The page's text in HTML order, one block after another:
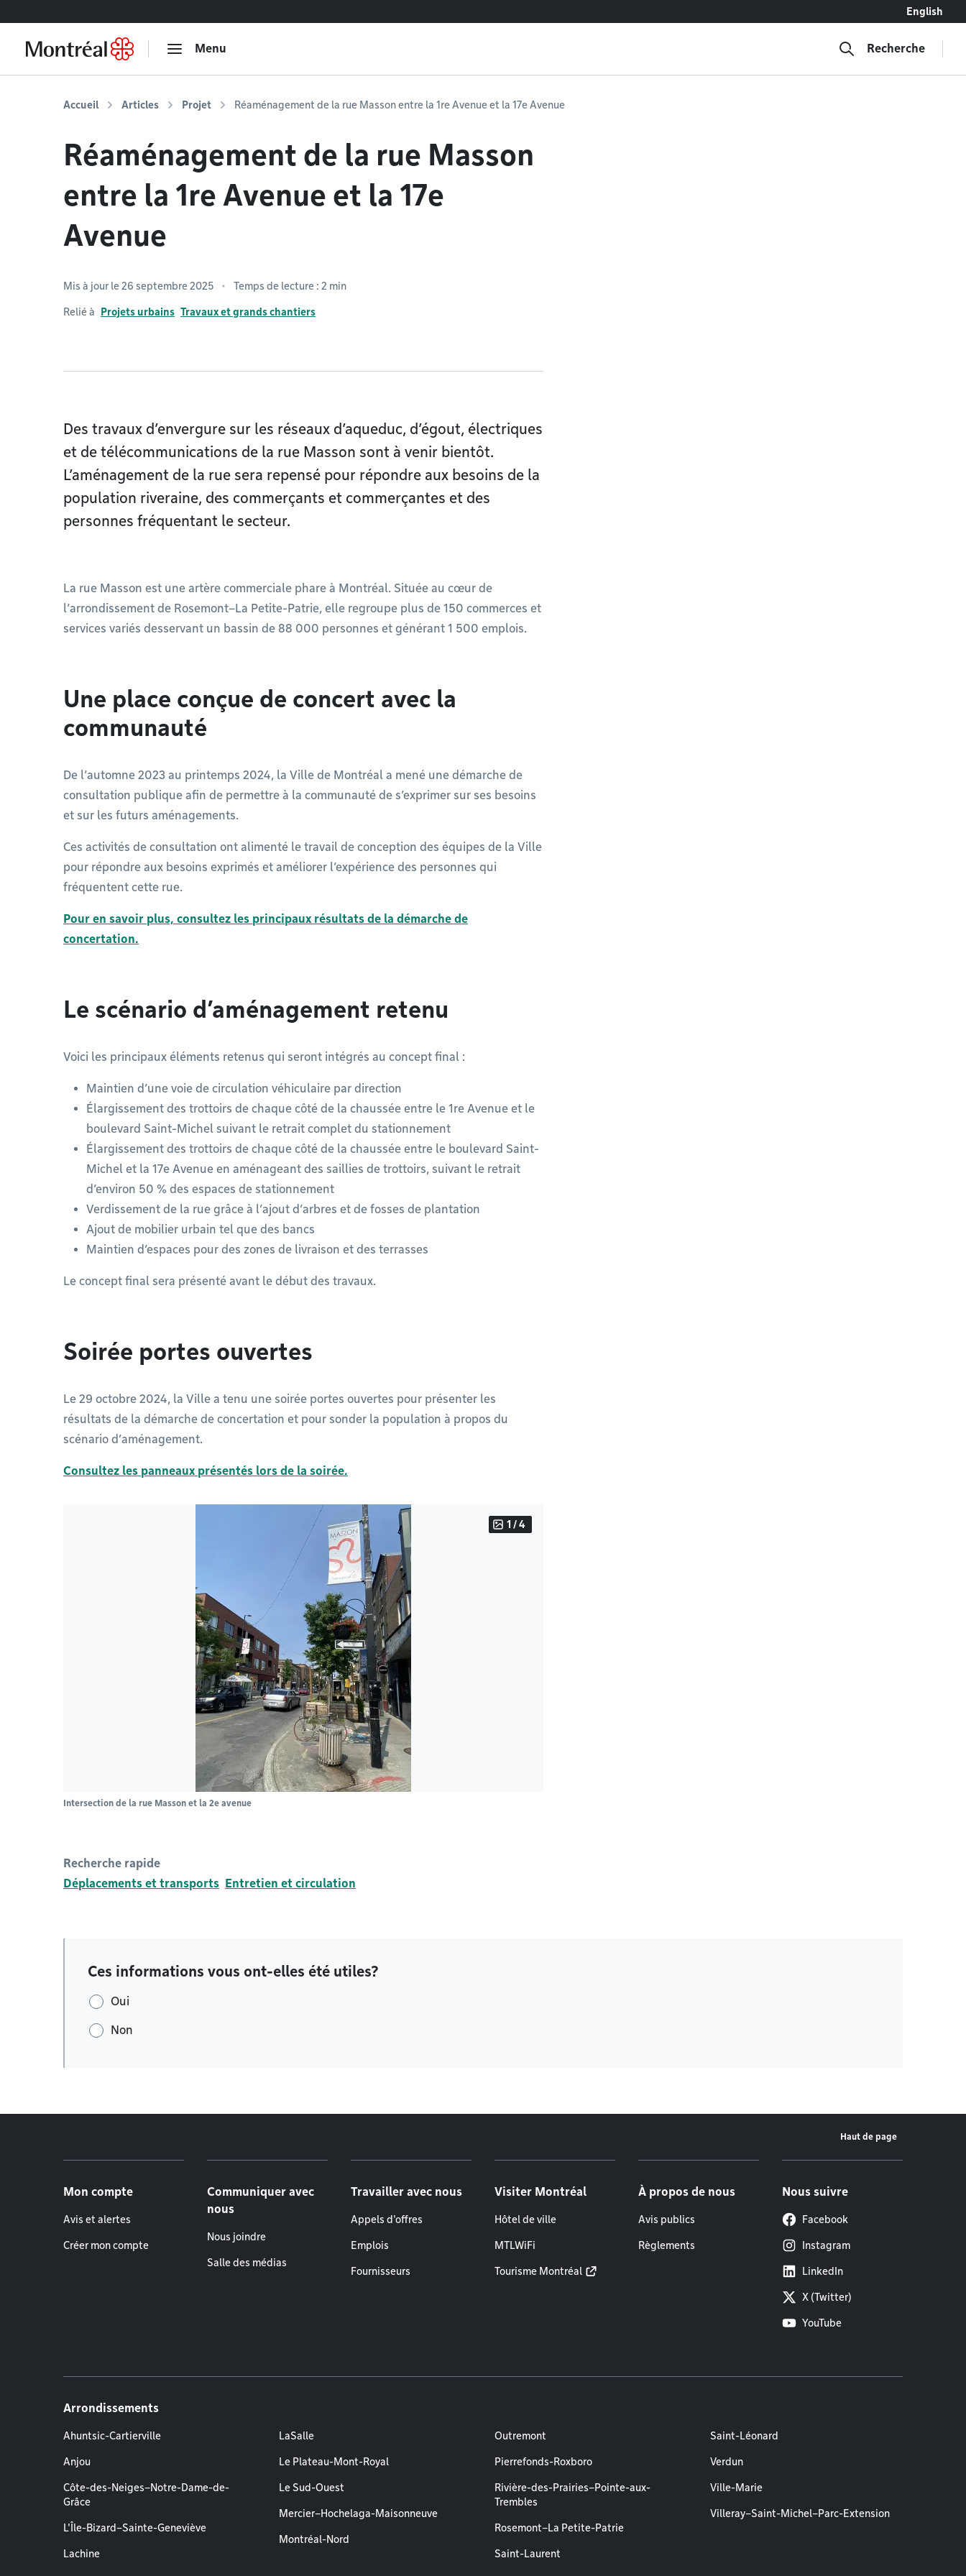
English
Menu Recherche
Accueil Articles Projet Réaménagement de la rue Masson entre la 1re Avenue et la 17e Avenue
Réaménagement de la rue Masson
entre la 1re Avenue et la 17e
Avenue
Mis à jour le 26 septembre 2025 Temps de lecture : 2 min
Relié à Projets urbains Travaux et grands chantiers
Des travaux d’envergure sur les réseaux d’aqueduc, d’égout, électriques
et de télécommunications de la rue Masson sont à venir bientôt.
L’aménagement de la rue sera repensé pour répondre aux besoins de la
population riveraine, des commerçants et commerçantes et des
personnes fréquentant le secteur.
La rue Masson est une artère commerciale phare à Montréal. Située au cœur de
l’arrondissement de Rosemont–La Petite-Patrie, elle regroupe plus de 150 commerces et
services variés desservant un bassin de 88 000 personnes et générant 1 500 emplois.
Une place conçue de concert avec la
communauté
De l’automne 2023 au printemps 2024, la Ville de Montréal a mené une démarche de
consultation publique afin de permettre à la communauté de s’exprimer sur ses besoins
et sur les futurs aménagements.
Ces activités de consultation ont alimenté le travail de conception des équipes de la Ville
pour répondre aux besoins exprimés et améliorer l’expérience des personnes qui
fréquentent cette rue.
Pour en savoir plus, consultez les principaux résultats de la démarche de
concertation.
Le scénario d’aménagement retenu
Voici les principaux éléments retenus qui seront intégrés au concept final :
Maintien d’une voie de circulation véhiculaire par direction
Élargissement des trottoirs de chaque côté de la chaussée entre le 1re Avenue et le
boulevard Saint-Michel suivant le retrait complet du stationnement
Élargissement des trottoirs de chaque côté de la chaussée entre le boulevard Saint-
Michel et la 17e Avenue en aménageant des saillies de trottoirs, suivant le retrait
d’environ 50 % des espaces de stationnement
Verdissement de la rue grâce à l’ajout d’arbres et de fosses de plantation
Ajout de mobilier urbain tel que des bancs
Maintien d’espaces pour des zones de livraison et des terrasses
Le concept final sera présenté avant le début des travaux.
Soirée portes ouvertes
Le 29 octobre 2024, la Ville a tenu une soirée portes ouvertes pour présenter les
résultats de la démarche de concertation et pour sonder la population à propos du
scénario d’aménagement.
Consultez les panneaux présentés lors de la soirée.
1 / 4
Intersection de la rue Masson et la 2e avenue
Recherche rapide
Déplacements et transports Entretien et circulation
Ces informations vous ont-elles été utiles?
Oui
Non
Haut de page
Mon compte
Avis et alertes
Créer mon compte
Communiquer avec
nous
Nous joindre
Salle des médias
Travailler avec nous
Appels d'offres
Emplois
Fournisseurs
Visiter Montréal
Hôtel de ville
MTLWiFi
Tourisme Montréal
À propos de nous
Avis publics
Règlements
Nous suivre
Facebook
Instagram
LinkedIn
X (Twitter)
YouTube
Arrondissements
Ahuntsic-Cartierville
Anjou
Côte-des-Neiges–Notre-Dame-de-
Grâce
L'Île-Bizard–Sainte-Geneviève
Lachine
LaSalle
Le Plateau-Mont-Royal
Le Sud-Ouest
Mercier–Hochelaga-Maisonneuve
Montréal-Nord
Outremont
Pierrefonds-Roxboro
Rivière-des-Prairies–Pointe-aux-
Trembles
Rosemont–La Petite-Patrie
Saint-Laurent
Saint-Léonard
Verdun
Ville-Marie
Villeray–Saint-Michel–Parc-Extension